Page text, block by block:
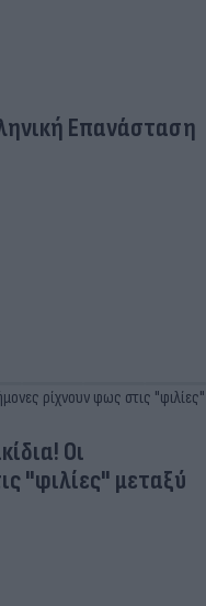
Επανάσταση
Οι
"φιλίες" μεταξύ